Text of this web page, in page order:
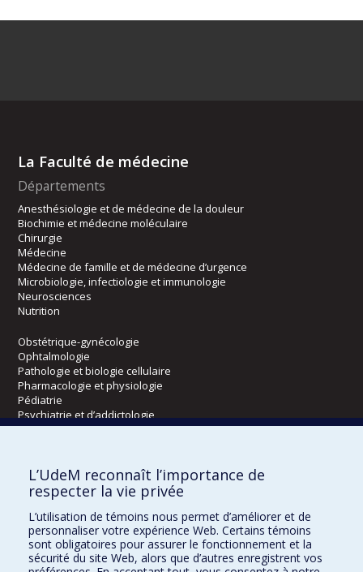
La Faculté de médecine
Départements
Anesthésiologie et de médecine de la douleur
Biochimie et médecine moléculaire
Chirurgie
Médecine
Médecine de famille et de médecine d’urgence
Microbiologie, infectiologie et immunologie
Neurosciences
Nutrition
Obstétrique-gynécologie
Ophtalmologie
Pathologie et biologie cellulaire
Pharmacologie et physiologie
Pédiatrie
Psychiatrie et d’addictologie
Radiologie, radio-oncologie et médecine nucléaire
Écoles
Orthophonie et audiologie
Réadaptation
L’UdeM reconnaît l’importance de
respecter la vie privée
L’utilisation de témoins nous permet d’améliorer et de
personnaliser votre expérience Web. Certains témoins
sont obligatoires pour assurer le fonctionnement et la
sécurité du site Web, alors que d’autres enregistrent vos